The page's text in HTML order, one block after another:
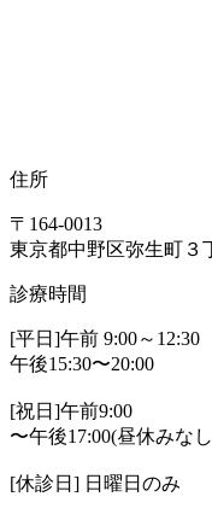
住所
〒164-0013
東京都中野区弥生町３
診療時間
[平日]午前 9:00～12:30
午後15:30〜20:00
[祝日]午前9:00
〜午後17:00(昼休みな
[休診日] 日曜日のみ